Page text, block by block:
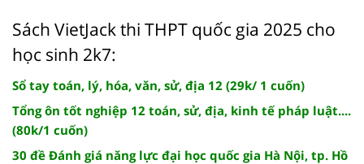
Sách VietJack thi THPT quốc gia 2025 cho
học sinh 2k7:
Sổ tay toán, lý, hóa, văn, sử, địa 12 (29k/ 1 cuốn)
Tổng ôn tốt nghiệp 12 toán, sử, địa, kinh tế pháp luật....
(80k/1 cuốn)
30 đề Đánh giá năng lực đại học quốc gia Hà Nội, tp. Hồ